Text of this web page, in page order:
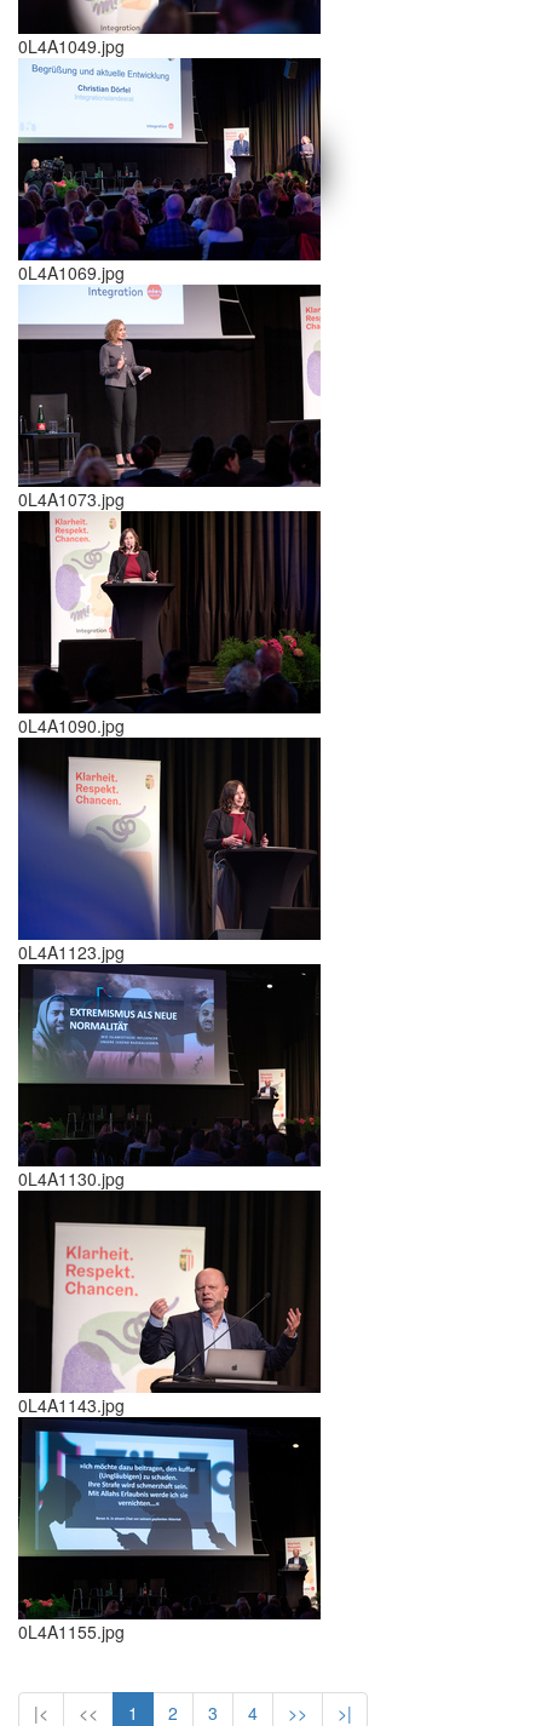
schließen X
<< >>
0L4A1049.jpg
0L4A1069.jpg
0L4A1073.jpg
0L4A1090.jpg
0L4A1123.jpg
0L4A1130.jpg
0L4A1143.jpg
0L4A1155.jpg
|< << 1 2 3 4 >> >|